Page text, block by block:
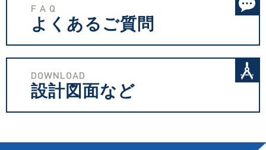
F A Q
よくあるご質問
DOWNLOAD
設計図面など